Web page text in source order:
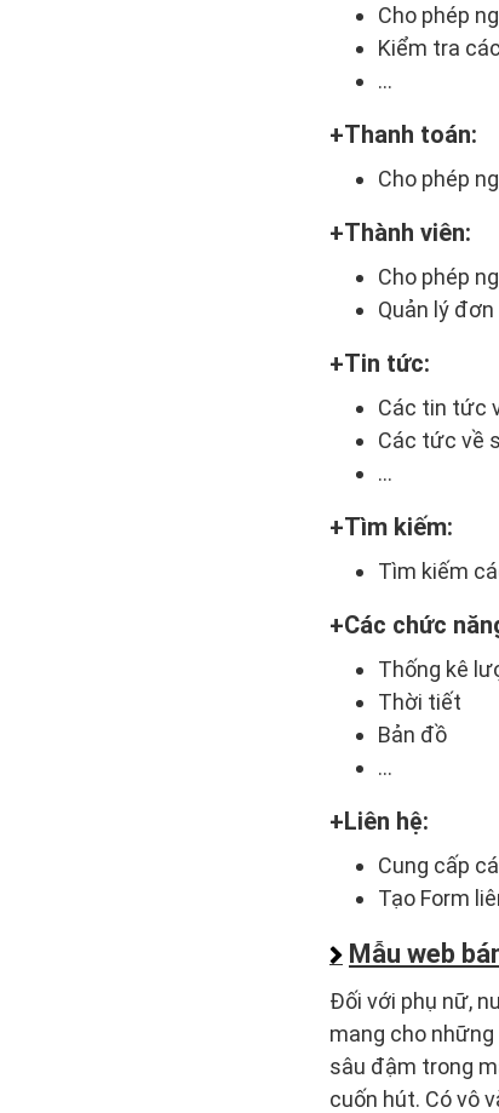
Cho phép
Kiểm tra
…
Thanh toán:
Cho phép
Thành viên:
Cho phép
Quản lý
Tin tức:
Các tin tức
Các tức về
…
Tìm kiếm:
Tìm kiếm
Các chức
Thống kê
Thời tiết
Bản đồ
…
Liên hệ:
Cung cấp
Tạo Form
Mẫu web
Đối với phụ nữ,
mang cho
sâu đậm trong
cuốn hút. Có vô